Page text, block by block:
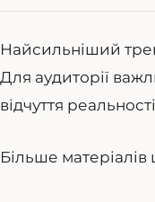
Найсильніший
Для аудиторії
відчуття
Більше матеріалів